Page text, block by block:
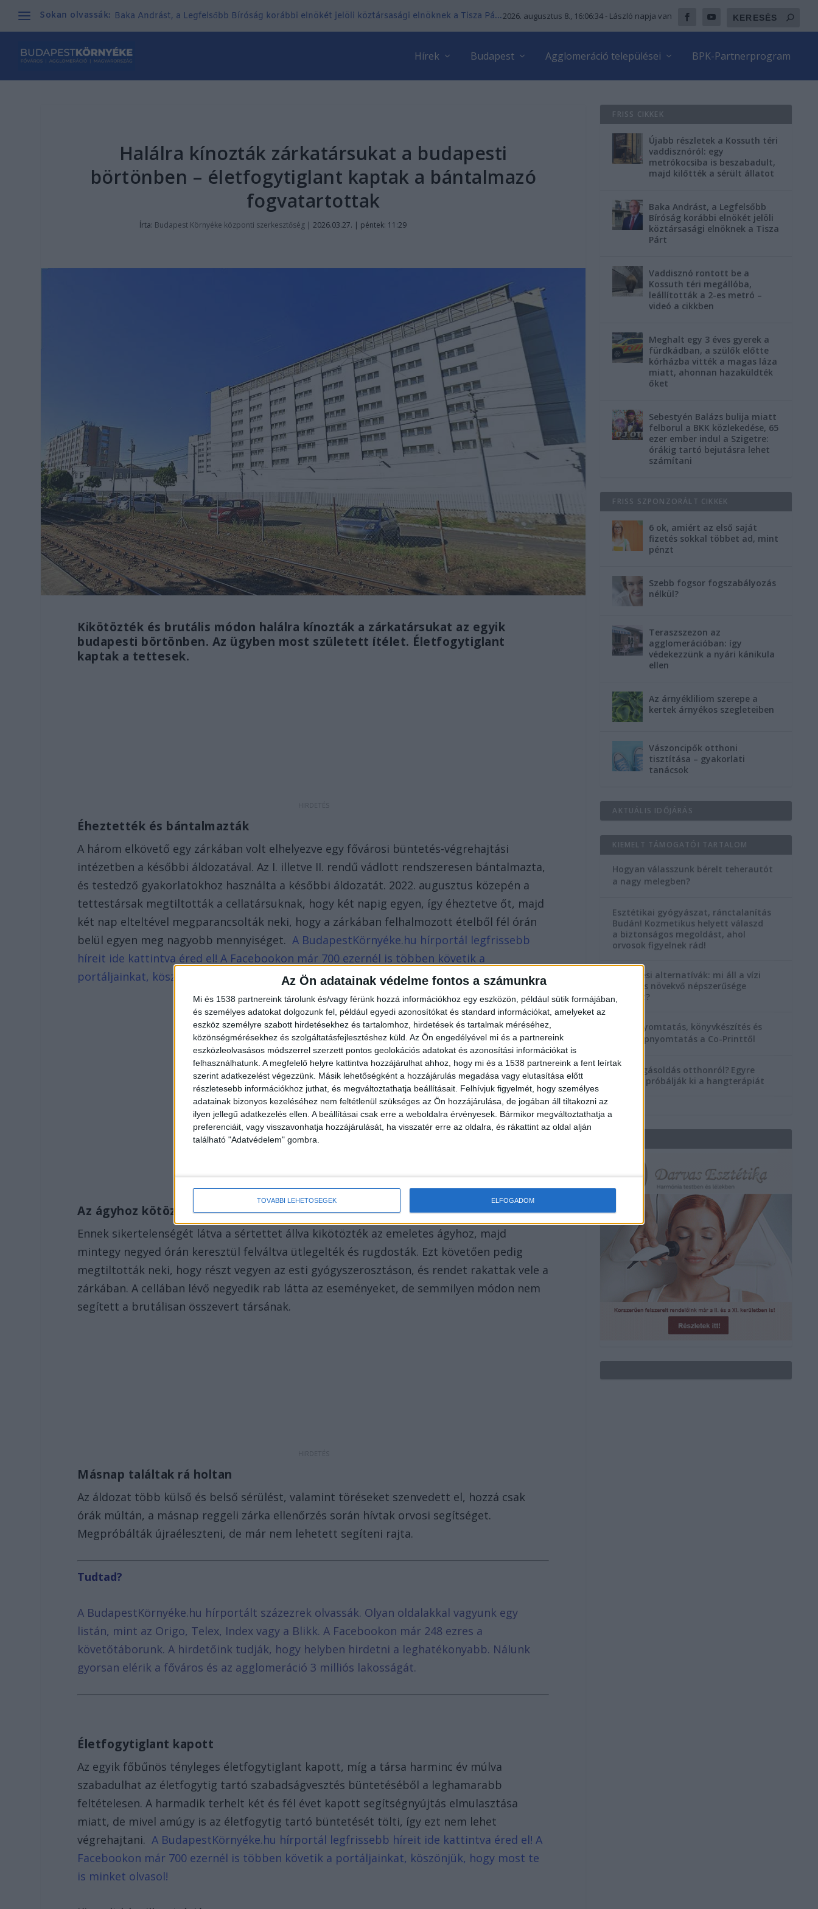
Az Ön adatainak védelme fontos a számunkra
Mi és 1538 partnereink tárolunk és/vagy férünk hozzá információkhoz egy eszközön, például sütik formájában,
és személyes adatokat dolgozunk fel, például egyedi azonosítókat és standard információkat, amelyeket az
eszköz személyre szabott hirdetésekhez és tartalomhoz, hirdetések és tartalmak méréséhez,
közönségmérésekhez és szolgáltatásfejlesztéshez küld. Az Ön engedélyével mi és a partnereink
eszközleolvasásos módszerrel szerzett pontos geolokációs adatokat és azonosítási információkat is
felhasználhatunk. A megfelelő helyre kattintva hozzájárulhat ahhoz, hogy mi és a 1538 partnereink a fent leírtak
szerint adatkezelést végezzünk. Másik lehetőségként a hozzájárulás megadása vagy elutasítása előtt
részletesebb információkhoz juthat, és megváltoztathatja beállításait. Felhívjuk figyelmét, hogy személyes
adatainak bizonyos kezeléséhez nem feltétlenül szükséges az Ön hozzájárulása, de jogában áll tiltakozni az
ilyen jellegű adatkezelés ellen. A beállításai csak erre a weboldalra érvényesek. Bármikor megváltoztathatja a
preferenciáit, vagy visszavonhatja hozzájárulását, ha visszatér erre az oldalra, és rákattint az oldal alján
található "Adatvédelem" gombra.
TOVÁBBI LEHETŐSÉGEK ELFOGADOM
Sokan olvassák: Baka Andrást, a Legfelsőbb Bíróság korábbi elnökét jelöli köztársasági elnöknek a Tisza Pá...2026. augusztus 8., 16:06:35 - László napja van
Hírek Budapest Agglomeráció települései BPK-Partnerprogram
Halálra kínozták zárkatársukat a budapesti
börtönben – életfogytiglant kaptak a bántalmazó
fogvatartottak
Írta: Budapest Környéke központi szerkesztőség| 2026.03.27. | péntek: 11:29
Kikötözték és brutális módon halálra kínozták a zárkatársukat az egyik
budapesti börtönben. Az ügyben most született ítélet. Életfogytiglant
kaptak a tettesek.
Éheztették és bántalmazták
A három elkövető egy zárkában volt elhelyezve egy fővárosi büntetés-végrehajtási
intézetben a későbbi áldozatával. Az I. illetve II. rendű vádlott rendszeresen bántalmazta,
és testedző gyakorlatokhoz használta a későbbi áldozatát. 2022. augusztus közepén a
tettestársak megtiltották a cellatársuknak, hogy két napig egyen, így éheztetve őt, majd
két nap elteltével megparancsolták neki, hogy a zárkában felhalmozott ételből fél órán
belül egyen meg nagyobb mennyiséget.A BudapestKörnyéke.hu hírportál legfrissebb
híreit ide kattintva éred el! A Facebookon már 700 ezernél is többen követik a
portáljainkat, köszönjük, hogy most te is minket olvasol!
Az ágyhoz kötözték
Ennek sikertelenségét látva a sértettet állva kikötözték az emeletes ágyhoz, majd
mintegy negyed órán keresztül felváltva ütlegelték és rugdosták. Ezt követően pedig
megtiltották neki, hogy részt vegyen az esti gyógyszerosztáson, és rendet rakattak vele a
zárkában. A cellában lévő negyedik rab látta az eseményeket, de semmilyen módon nem
segített a brutálisan összevert társának.
Másnap találtak rá holtan
Az áldozat több külső és belső sérülést, valamint töréseket szenvedett el, hozzá csak
órák múltán, a másnap reggeli zárka ellenőrzés során hívtak orvosi segítséget.
Megpróbálták újraéleszteni, de már nem lehetett segíteni rajta.
Tudtad?
A BudapestKörnyéke.hu hírportált százezrek olvassák. Olyan oldalakkal vagyunk egy
listán, mint az Origo, Telex, Index vagy a Blikk. A Facebookon már 248 ezres a
követőtáborunk. A hirdetőink tudják, hogy helyben hirdetni a leghatékonyabb. Nálunk
gyorsan elérik a főváros és az agglomeráció 3 milliós lakosságát.
Életfogytiglant kapott
Az egyik főbűnös tényleges életfogytiglant kapott, míg a társa harminc év múlva
szabadulhat az életfogytig tartó szabadságvesztés büntetéséből a leghamarabb
feltételesen. A harmadik terhelt két és fél évet kapott segítségnyújtás elmulasztása
miatt, de mivel amúgy is az életfogytig tartó büntetését tölti, így ezt nem lehet
végrehajtani.A BudapestKörnyéke.hu hírportál legfrissebb híreit ide kattintva éred el! A
Facebookon már 700 ezernél is többen követik a portáljainkat, köszönjük, hogy most te
is minket olvasol!
FRISS CIKKEK
Újabb részletek a Kossuth téri
vaddisznóról: egy
metrókocsiba is beszabadult,
majd kilőtték a sérült állatot
Baka Andrást, a Legfelsőbb
Bíróság korábbi elnökét jelöli
köztársasági elnöknek a Tisza
Párt
Vaddisznó rontott be a
Kossuth téri megállóba,
leállították a 2-es metró –
videó a cikkben
Meghalt egy 3 éves gyerek a
fürdkádban, a szülők előtte
kórházba vitték a magas láza
miatt, ahonnan hazaküldték
őket
Sebestyén Balázs bulija miatt
felborul a BKK közlekedése, 65
ezer ember indul a Szigetre:
órákig tartó bejutásra lehet
számítani
FRISS SZPONZORÁLT CIKKEK
6 ok, amiért az első saját
fizetés sokkal többet ad, mint
pénzt
Szebb fogsor fogszabályozás
nélkül?
Teraszszezon az
agglomerációban: így
védekezzünk a nyári kánikula
ellen
Az árnyékliliom szerepe a
kertek árnyékos szegleteiben
Vászoncipők otthoni
tisztítása – gyakorlati
tanácsok
AKTUÁLIS IDŐJÁRÁS
KIEMELT TÁMOGATÓI TARTALOM
Hogyan válasszunk bérelt teherautót
a nagy melegben?
Esztétikai gyógyászat, ránctalanítás
Budán! Kozmetikus helyett válaszd
a biztonságos megoldást, ahol
orvosok figyelnek rád!
Temetési alternatívák: mi áll a vízi
temetés növekvő népszerűsége
mögött?
Könyvnyomtatás, könyvkészítés és
szórólapnyomtatás a Co-Printtől
Szorongásoldás otthonról? Egyre
többen próbálják ki a hangterápiát